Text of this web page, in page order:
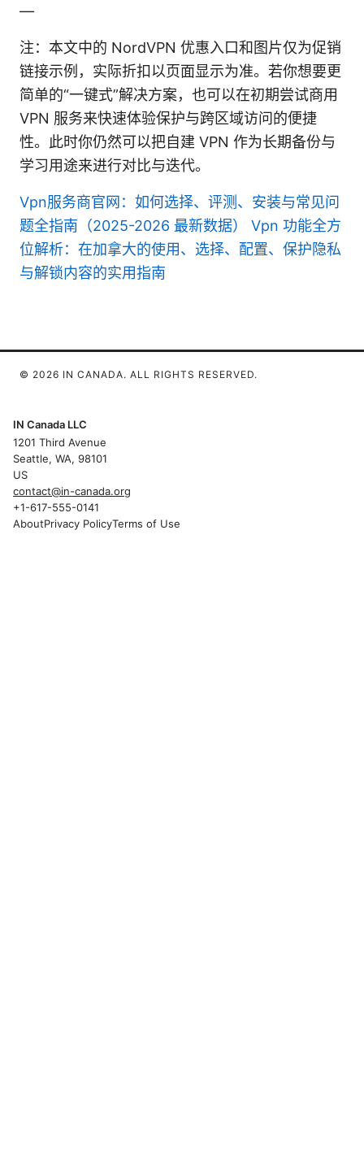
—
注：本文中的 NordVPN 优惠入口和图片仅为促销
链接示例，实际折扣以页面显示为准。若你想要更
简单的“一键式”解决方案，也可以在初期尝试商用
VPN 服务来快速体验保护与跨区域访问的便捷
性。此时你仍然可以把自建 VPN 作为长期备份与
学习用途来进行对比与迭代。
Vpn服务商官网：如何选择、评测、安装与常见问
题全指南（2025-2026 最新数据）
Vpn 功能全方
位解析：在加拿大的使用、选择、配置、保护隐私
与解锁内容的实用指南
© 2026 IN CANADA. ALL RIGHTS RESERVED.
IN Canada LLC
1201 Third Avenue
Seattle, WA, 98101
US
contact@in-canada.org
+1-617-555-0141
AboutPrivacy PolicyTerms of Use